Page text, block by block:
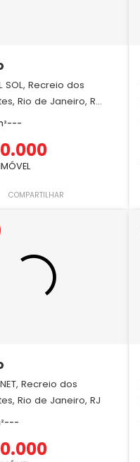
SOL, Recreio dos
Rio de Janeiro, R...
---
COMPARTILHAR
Recreio dos
Rio de Janeiro, RJ
---